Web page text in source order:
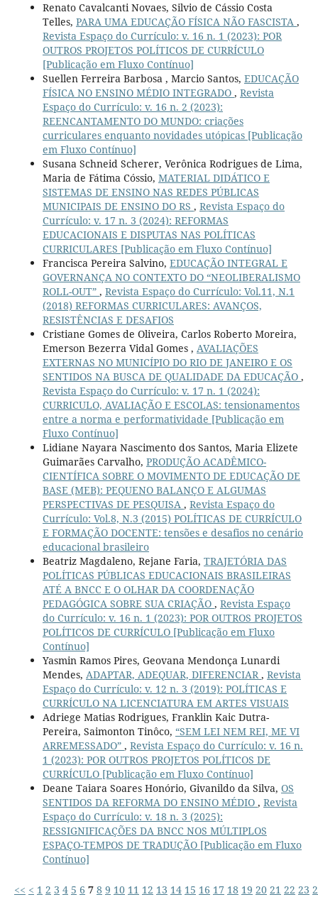
Renato Cavalcanti Novaes, Silvio de Cássio Costa
Telles, PARA UMA EDUCAÇÃO FÍSICA NÃO FASCISTA ,
Revista Espaço do Currículo: v. 16 n. 1 (2023): POR
OUTROS PROJETOS POLÍTICOS DE CURRÍCULO
[Publicação em Fluxo Contínuo]
Suellen Ferreira Barbosa , Marcio Santos, EDUCAÇÃO
FÍSICA NO ENSINO MÉDIO INTEGRADO , Revista
Espaço do Currículo: v. 16 n. 2 (2023):
REENCANTAMENTO DO MUNDO: criações
curriculares enquanto novidades utópicas [Publicação
em Fluxo Contínuo]
Susana Schneid Scherer, Verônica Rodrigues de Lima,
Maria de Fátima Cóssio, MATERIAL DIDÁTICO E
SISTEMAS DE ENSINO NAS REDES PÚBLICAS
MUNICIPAIS DE ENSINO DO RS , Revista Espaço do
Currículo: v. 17 n. 3 (2024): REFORMAS
EDUCACIONAIS E DISPUTAS NAS POLÍTICAS
CURRICULARES [Publicação em Fluxo Contínuo]
Francisca Pereira Salvino, EDUCAÇÃO INTEGRAL E
GOVERNANÇA NO CONTEXTO DO “NEOLIBERALISMO
ROLL-OUT” , Revista Espaço do Currículo: Vol.11, N.1
(2018) REFORMAS CURRICULARES: AVANÇOS,
RESISTÊNCIAS E DESAFIOS
Cristiane Gomes de Oliveira, Carlos Roberto Moreira,
Emerson Bezerra Vidal Gomes , AVALIAÇÕES
EXTERNAS NO MUNICÍPIO DO RIO DE JANEIRO E OS
SENTIDOS NA BUSCA DE QUALIDADE DA EDUCAÇÃO ,
Revista Espaço do Currículo: v. 17 n. 1 (2024):
CURRICULO, AVALIAÇÃO E ESCOLAS: tensionamentos
entre a norma e performatividade [Publicação em
Fluxo Contínuo]
Lidiane Nayara Nascimento dos Santos, Maria Elizete
Guimarães Carvalho, PRODUÇÃO ACADÊMICO-
CIENTÍFICA SOBRE O MOVIMENTO DE EDUCAÇÃO DE
BASE (MEB): PEQUENO BALANÇO E ALGUMAS
PERSPECTIVAS DE PESQUISA , Revista Espaço do
Currículo: Vol.8, N.3 (2015) POLÍTICAS DE CURRÍCULO
E FORMAÇÃO DOCENTE: tensões e desafios no cenário
educacional brasileiro
Beatriz Magdaleno, Rejane Faria, TRAJETÓRIA DAS
POLÍTICAS PÚBLICAS EDUCACIONAIS BRASILEIRAS
ATÉ A BNCC E O OLHAR DA COORDENAÇÃO
PEDAGÓGICA SOBRE SUA CRIAÇÃO , Revista Espaço
do Currículo: v. 16 n. 1 (2023): POR OUTROS PROJETOS
POLÍTICOS DE CURRÍCULO [Publicação em Fluxo
Contínuo]
Yasmin Ramos Pires, Geovana Mendonça Lunardi
Mendes, ADAPTAR, ADEQUAR, DIFERENCIAR, Revista
Espaço do Currículo: v. 12 n. 3 (2019): POLÍTICAS E
CURRÍCULO NA LICENCIATURA EM ARTES VISUAIS
Adriege Matias Rodrigues, Franklin Kaic Dutra-
Pereira, Saimonton Tinôco, “SEM LEI NEM REI, ME VI
ARREMESSADO” , Revista Espaço do Currículo: v. 16 n.
1 (2023): POR OUTROS PROJETOS POLÍTICOS DE
CURRÍCULO [Publicação em Fluxo Contínuo]
Deane Taiara Soares Honório, Givanildo da Silva, OS
SENTIDOS DA REFORMA DO ENSINO MÉDIO , Revista
Espaço do Currículo: v. 18 n. 3 (2025):
RESSIGNIFICAÇÕES DA BNCC NOS MÚLTIPLOS
ESPAÇO-TEMPOS DE TRADUÇÃO [Publicação em Fluxo
Contínuo]
<< < 1 2 3 4 5 6 7 8 9 10 11 12 13 14 15 16 17 18 19 20 21 22 23